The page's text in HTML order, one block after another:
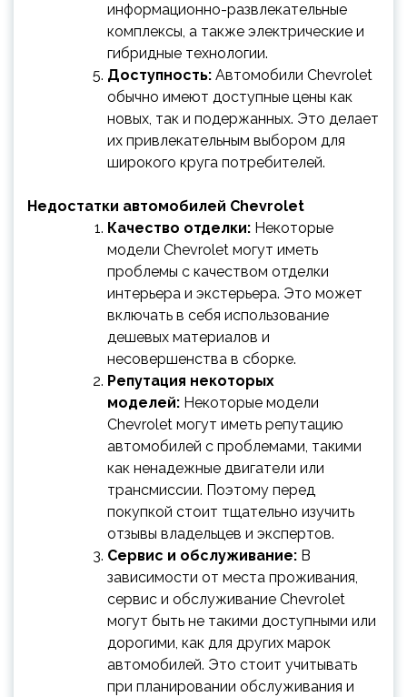
информационно-развлекательные
комплексы, а также электрические и
гибридные технологии.
Доступность: Автомобили Chevrolet
обычно имеют доступные цены как
новых, так и подержанных. Это делает
их привлекательным выбором для
широкого круга потребителей.
Недостатки автомобилей Chevrolet
Качество отделки: Некоторые
модели Chevrolet могут иметь
проблемы с качеством отделки
интерьера и экстерьера. Это может
включать в себя использование
дешевых материалов и
несовершенства в сборке.
Репутация некоторых
моделей: Некоторые модели
Chevrolet могут иметь репутацию
автомобилей с проблемами, такими
как ненадежные двигатели или
трансмиссии. Поэтому перед
покупкой стоит тщательно изучить
отзывы владельцев и экспертов.
Сервис и обслуживание: В
зависимости от места проживания,
сервис и обслуживание Chevrolet
могут быть не такими доступными или
дорогими, как для других марок
автомобилей. Это стоит учитывать
при планировании обслуживания и